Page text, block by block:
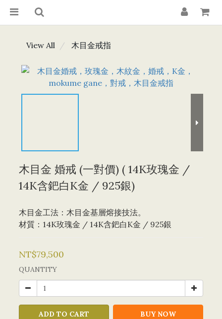
View All 木目金戒指
木目金 婚戒 (一對價) ( 14K玫瑰金 /
14K含鈀白K金 / 925銀)
木目金工法：木目金基層熔接技法。
材質：14K玫瑰金 / 14K含鈀白K金 / 925銀
NT$79,500
QUANTITY
ADD TO CART BUY NOW